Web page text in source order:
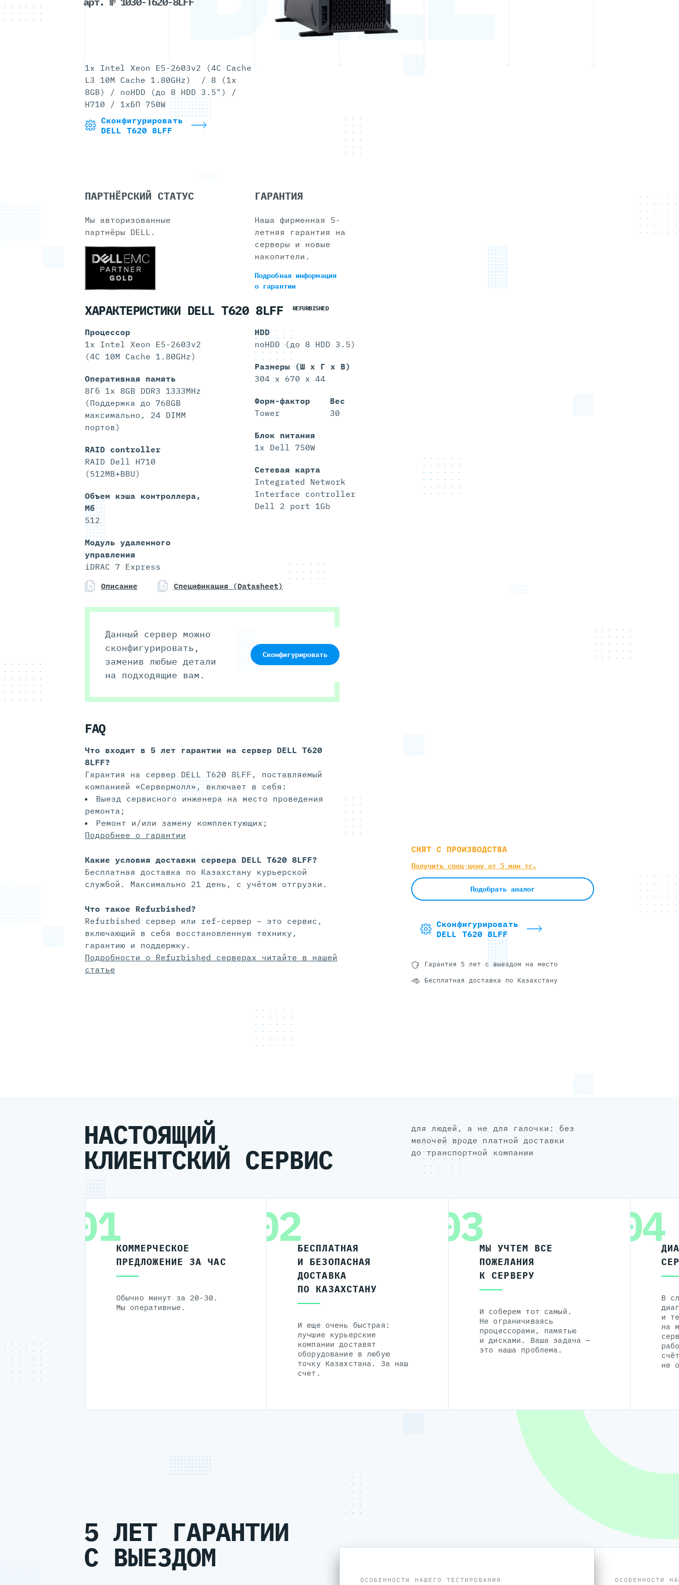
СНЯТ С ПРОИЗВОДСТВА
Получить спец-цену от 5 млн тг.
Подобрать аналог
Сконфигурировать
DELL T620 8LFF
Гарантия 5 лет с выездом на место
Бесплатная доставка по Казахстану
1x Intel Xeon E5-2603v2 (4C Cache
L3 10M Cache 1.80GHz) / 8 (1x
8GB) / noHDD (до 8 HDD 3.5") /
H710 / 1xБП 750W
Сконфигурировать
DELL T620 8LFF
ПАРТНЁРСКИЙ СТАТУС
Мы авторизованные
партнёры DELL.
ГАРАНТИЯ
Наша фирменная 5-
летняя гарантия на
серверы и новые
накопители.
Подробная информация
о гарантии
ХАРАКТЕРИСТИКИ DELL T620 8LFF REFURBISHED
Процессор
1x Intel Xeon E5-2603v2
(4C 10M Cache 1.80GHz)
Оперативная память
8Гб 1x 8GB DDR3 1333MHz
(Поддержка до 768GB
максимально, 24 DIMM
портов)
RAID controller
RAID Dell H710
(512MB+BBU)
Объем кэша контроллера,
Мб
512
Модуль удаленного
управления
iDRAC 7 Express
HDD
noHDD (до 8 HDD 3.5)
Размеры (Ш х Г х В)
304 x 670 x 44
Форм-фактор
Tower
Вес
30
Блок питания
1x Dell 750W
Сетевая карта
Integrated Network
Interface controller
Dell 2 port 1Gb
Описание Спецификация (Datasheet)
Данный сервер можно
сконфигурировать,
заменив любые детали
на подходящие вам.
Сконфигурировать
FAQ
Что входит в 5 лет гарантии на сервер DELL T620
8LFF?
Гарантия на сервер DELL T620 8LFF, поставляемый
компанией «Сервермолл», включает в себя:
Выезд сервисного инженера на место проведения
ремонта;
Ремонт и/или замену комплектующих;
Подробнее о гарантии
Какие условия доставки сервера DELL T620 8LFF?
Бесплатная доставка по Казахстану курьерской
службой. Максимально 21 день, с учётом отгрузки.
Что такое Refurbished?
Refurbished сервер или ref-сервер – это сервис,
включающий в себя восстановленную технику,
гарантию и поддержку.
Подробности о Refurbished серверах читайте в нашей
статье
НАСТОЯЩИЙ
КЛИЕНТСКИЙ СЕРВИС
для людей, а не для галочки: без
мелочей вроде платной доставки
до транспортной компании
01КОММЕРЧЕСКОЕ
ПРЕДЛОЖЕНИЕ ЗА ЧАС
Обычно минут за 20-30.
Мы оперативные.
02БЕСПЛАТНАЯ
И БЕЗОПАСНАЯ
ДОСТАВКА
ПО КАЗАХСТАНУ
И еще очень быстрая:
лучшие курьерские
компании доставят
оборудование в любую
точку Казахстана. За наш
счет.
03МЫ УЧТЕМ ВСЕ
ПОЖЕЛАНИЯ
К СЕРВЕРУ
И соберем тот самый.
Не ограничиваясь
процессорами, памятью
и дисками. Ваша задача —
это наша проблема.
04
В
и
на
не
5 ЛЕТ ГАРАНТИИ
С ВЫЕЗДОМ
ОСОБЕННОСТИ НАШЕГО ТЕСТИРОВАНИЯ ОСОБЕННОСТИ